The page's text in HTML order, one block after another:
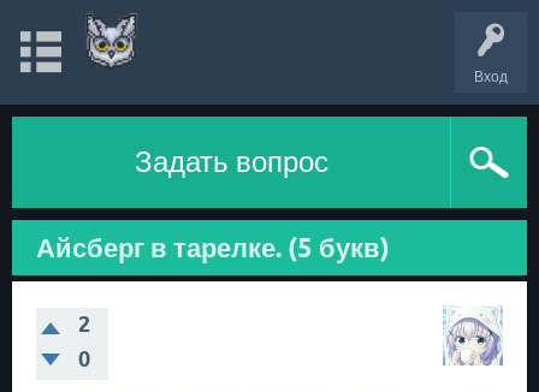
Вход
Задать вопрос
Айсберг в тарелке. (5 букв)
2
0